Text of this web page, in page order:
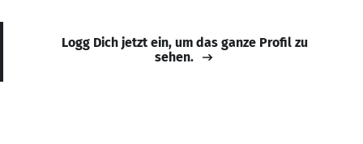
Logg Dich jetzt ein, um das ganze Profil zu
sehen.